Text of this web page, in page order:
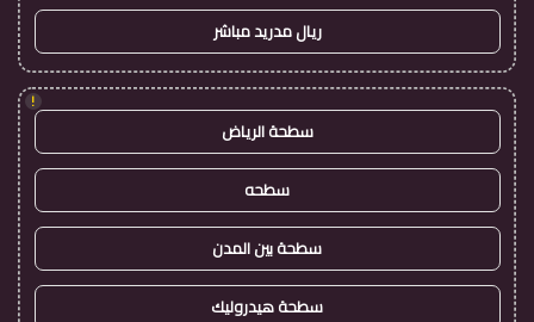
ريال مدريد مباشر
!
سطحة الرياض
سطحه
سطحة بين المدن
سطحة هيدروليك